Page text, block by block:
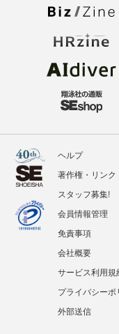
ヘルプ
著作権・リンク
スタッフ募集!
会員情報管理
免責事項
会社概要
サービス利用規
プライバシーポ
外部送信